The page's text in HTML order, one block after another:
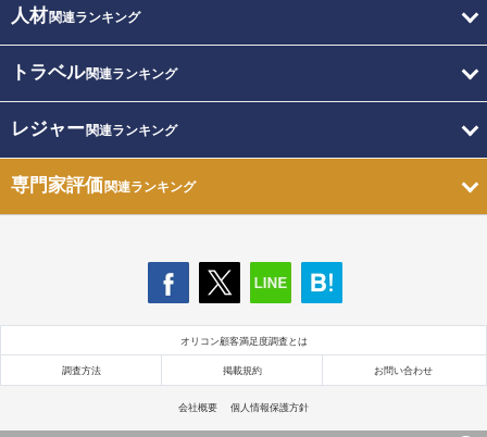
人材関連ランキング
トラベル関連ランキング
レジャー関連ランキング
専門家評価関連ランキング
オリコン顧客満足度調査とは
調査方法 掲載規約 お問い合わせ
会社概要 個人情報保護方針